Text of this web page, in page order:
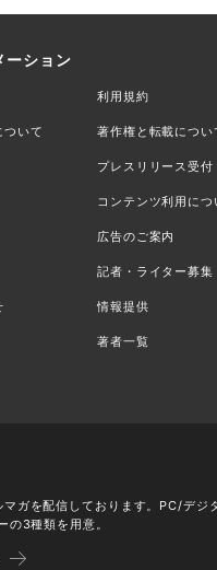
ーション
利用規約
ついて 著作権と転載につい
プレスリリース受付
コンテンツ利用につ
広告のご案内
記者・ライター募集
情報提供
著者一覧
ガを配信しております。PC/デジ
の3種類を用意。